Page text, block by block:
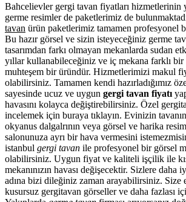
Bahcelievler gergi tavan fiyatları hizmetlerinin
germe resimler de paketlerimiz de
tavan ürün paketlerimiz tamamen profesyonel
Bu hazır görsel ve sizin isteyeceğiniz germe
tasarımdan farkı olmayan mekanlarda sudan
yıllar kullanabileceğiniz ve iç mekana farklı bir
muhteşem bir üründür. Hizmetlerimizi makul
olabilirsiniz. Tamamen kendi hazırladığımız
sayesinde ucuz ve uygun gergi tavan fiyatı
havasını kolayca değiştirebilirsiniz. Özel
incelemek için buraya tıklayın. Evinizin
okyanus dalgalrının veya görsel ve harika
salonunuza ayrı bir hava vermesini
istanbul gergi tavan ile profesyonel bir görsel
olabilirsiniz. Uygun fiyat ve kaliteli işçilik ile
mekanınızın havası değişecektir. Sizlere
adına bizi dileğiniz zaman arayabilirsiniz. Size
kusursuz gergitavan görseller ve daha fazlası